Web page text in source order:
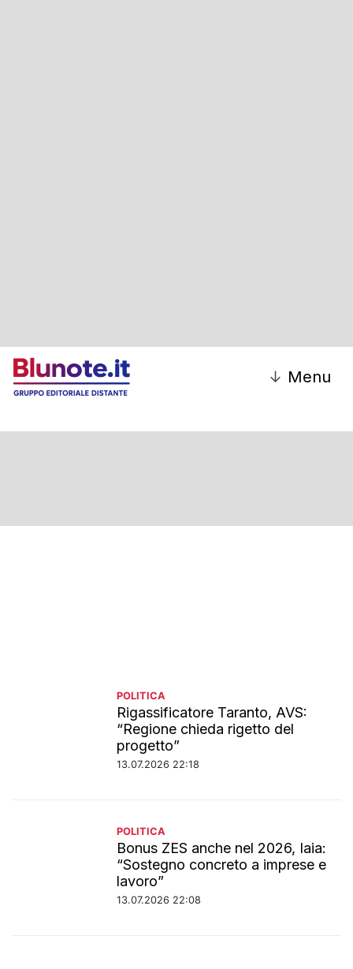
↓ Menu
POLITICA
Rigassificatore Taranto, AVS:
“Regione chieda rigetto del
progetto”
13.07.2026 22:18
POLITICA
Bonus ZES anche nel 2026, Iaia:
“Sostegno concreto a imprese e
lavoro”
13.07.2026 22:08